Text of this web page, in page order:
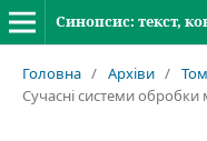
Синопсис: текст,
Головна / Архіви /
Сучасні системи обробки